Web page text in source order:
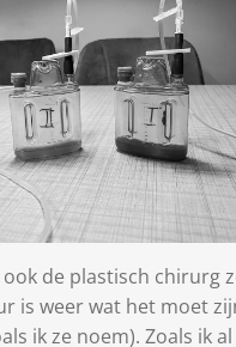
de plastisch chirurg
is weer wat het moet
ik ze noem). Zoals ik